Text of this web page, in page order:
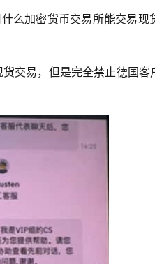
么加密货币交易所能交易
交易，但是完全禁止德国